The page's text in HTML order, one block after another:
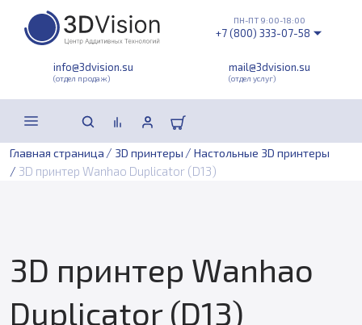
info@3dvision.su
(отдел продаж)
mail@3dvision.su
(отдел услуг)
ПН-ПТ 9:00-18:00
+7 (800) 333-07-58
Главная страница / 3D принтеры / Настольные 3D принтеры
/ 3D принтер Wanhao Duplicator (D13)
3D принтер Wanhao
Duplicator (D13)